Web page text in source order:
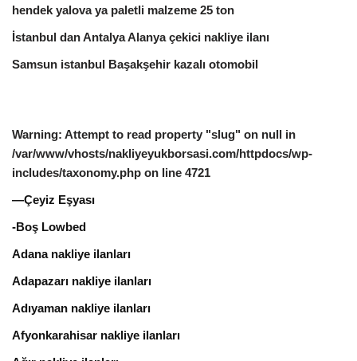
hendek yalova ya paletli malzeme 25 ton
İstanbul dan Antalya Alanya çekici nakliye ilanı
Samsun istanbul Başakşehir kazalı otomobil
Warning: Attempt to read property "slug" on null in
/var/www/vhosts/nakliyeyukborsasi.com/httpdocs/wp-
includes/taxonomy.php on line 4721
—Çeyiz Eşyası
-Boş Lowbed
Adana nakliye ilanları
Adapazarı nakliye ilanları
Adıyaman nakliye ilanları
Afyonkarahisar nakliye ilanları